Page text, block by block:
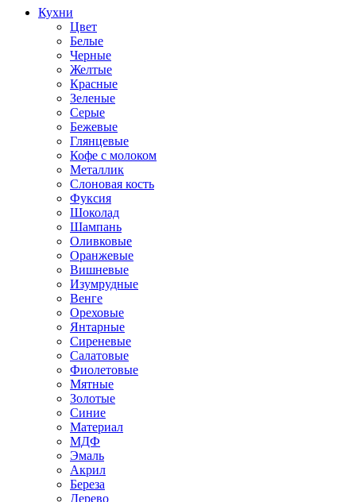
Кухни
Цвет
Белые
Черные
Желтые
Красные
Зеленые
Серые
Бежевые
Глянцевые
Кофе с молоком
Металлик
Слоновая кость
Фуксия
Шоколад
Шампань
Оливковые
Оранжевые
Вишневые
Изумрудные
Венге
Ореховые
Янтарные
Сиреневые
Салатовые
Фиолетовые
Мятные
Золотые
Синие
Материал
МДФ
Эмаль
Акрил
Береза
Дерево